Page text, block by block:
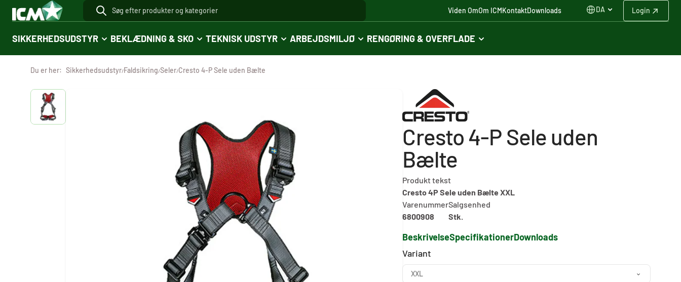
Viden OmOm ICMKontaktDownloads DA Login
SIKKERHEDSUDSTYR BEKLÆDNING & SKO TEKNISK UDSTYR ARBEJDSMILJØ RENGØRING & OVERFLADE
Du er her: Sikkerhedsudstyr/Faldsikring/Seler/Cresto 4-P Sele uden Bælte
Cresto 4-P Sele uden
Bælte
Produkt tekst
Cresto 4P Sele uden Bælte XXL
Varenummer
6800908
Salgsenhed
Stk.
BeskrivelseSpecifikationerDownloads
Variant
XXL